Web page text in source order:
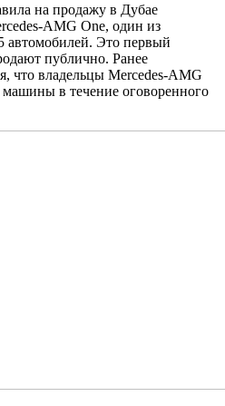
на продажу в Дубае
AMG One, один из
автомобилей. Это первый
публично. Ранее
что владельцы Mercedes-AMG
машины в течение оговоренного